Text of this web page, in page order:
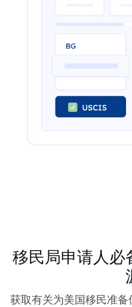
移民局申请人必
获取有关为美国移民准备